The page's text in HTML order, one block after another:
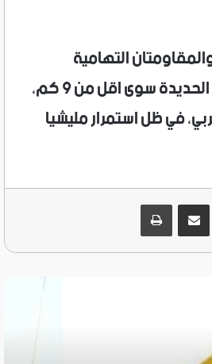
التهامية
والوطنية على تخوم مدينة الحديدة، ولم يعد يفصلها عن مطار الحديدة سوى اقل من 9 كم،
في ظل استمرار مليشيا
مشاركة عبر البريد طباعة